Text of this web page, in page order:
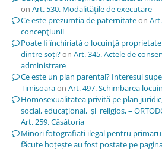
on Art. 530. Modalităţile de executare
Ce este prezumția de paternitateon
concepţiunii
Poate fi închiriată o locuință
dintre soți?on Art. 345. Actele de
administrare
Ce este un plan parental? Interesul
Timisoaraon Art. 497. Schimbarea
Homosexualitatea privită pe plan
social, educațional, și religios, –
Art. 259. Căsătoria
Minori fotografiați ilegal pentru
făcute hoțește au fost postate pe